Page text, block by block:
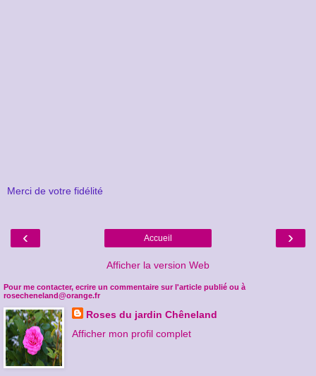
Merci de votre fidélité
‹ ›
Accueil
Afficher la version Web
Pour me contacter, ecrire un commentaire sur l'article publié ou à
rosecheneland@orange.fr
Roses du jardin Chêneland
Afficher mon profil complet